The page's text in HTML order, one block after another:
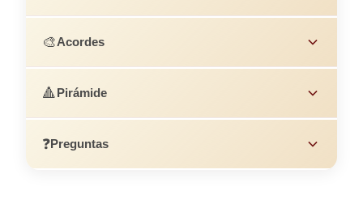
🎨Acordes
🔺Pirámide
❓Preguntas